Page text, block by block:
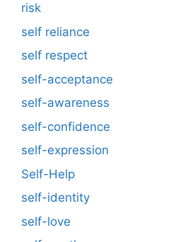
risk
self reliance
self respect
self-acceptance
self-awareness
self-confidence
self-expression
Self-Help
self-identity
self-love